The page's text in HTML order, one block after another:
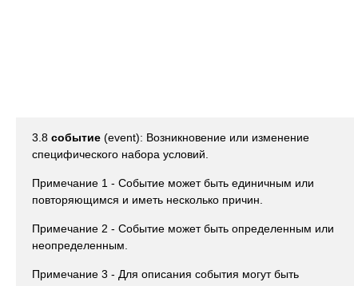
3.8 событие (event): Возникновение или изменение
специфического набора условий.
Примечание 1 - Событие может быть единичным или
повторяющимся и иметь несколько причин.
Примечание 2 - Событие может быть определенным или
неопределенным.
Примечание 3 - Для описания события могут быть